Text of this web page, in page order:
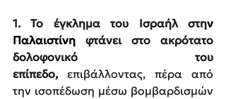
1. Το έγκλημα του Ισραήλ στην
Παλαιστίνη φτάνει στο ακρότατο
δολοφονικό του
επίπεδο, επιβάλλοντας, πέρα από
την ισοπέδωση μέσω βομβαρδισμών